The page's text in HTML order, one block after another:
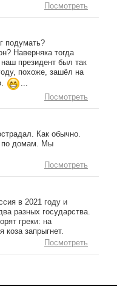
Посмотреть
подумать?
Наверняка тогда
президент был так
похоже, зашёл на
...
Посмотреть
Как обычно.
по домам. Мы
Посмотреть
в 2021 году и
разных государства.
греки: на
коза запрыгнет.
Посмотреть